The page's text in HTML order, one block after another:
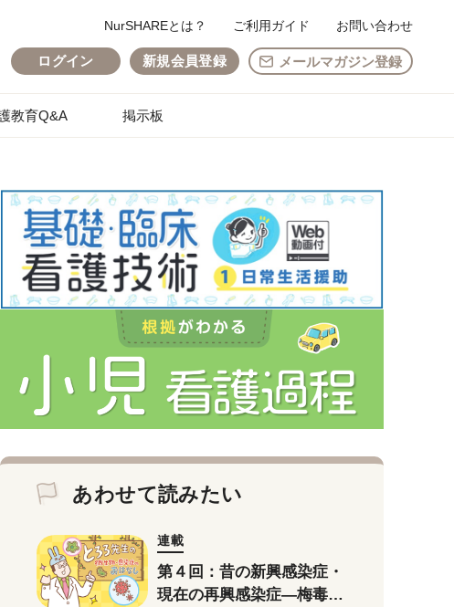
NurSHAREとは？ ご利用ガイド お問い合わせ
ログイン 新規会員登録 メールマガジン登録
教育Q&A 掲示板
あわせて読みたい
連載
第４回：昔の新興感染症・
現在の再興感染症―梅毒の